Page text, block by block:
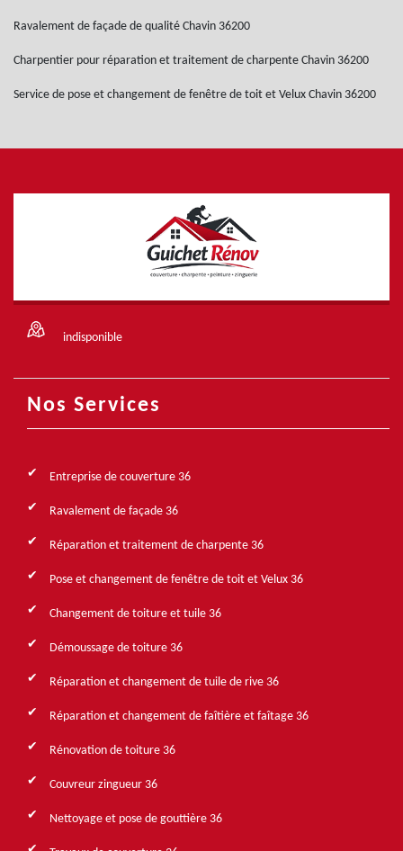
Ravalement de façade de qualité Chavin 36200
Charpentier pour réparation et traitement de charpente Chavin 36200
Service de pose et changement de fenêtre de toit et Velux Chavin 36200
indisponible
Nos Services
Entreprise de couverture 36
Ravalement de façade 36
Réparation et traitement de charpente 36
Pose et changement de fenêtre de toit et Velux 36
Changement de toiture et tuile 36
Démoussage de toiture 36
Réparation et changement de tuile de rive 36
Réparation et changement de faîtière et faîtage 36
Rénovation de toiture 36
Couvreur zingueur 36
Nettoyage et pose de gouttière 36